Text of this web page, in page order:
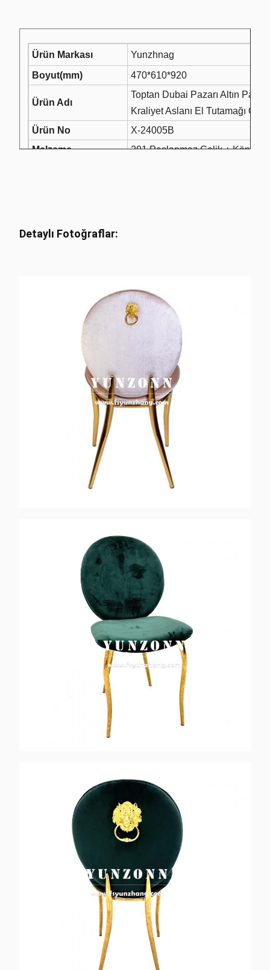
Ürün Markası
Yunzhnag
Boyut(mm)
470*610*920
Ürün Adı
Toptan Dubai Pazarı Altın
Kraliyet Aslanı El Tutamağı
Ürün No
X-24005B
Malzeme
201 Paslanmaz Çelik + Köpük
Detaylı Fotoğraflar: